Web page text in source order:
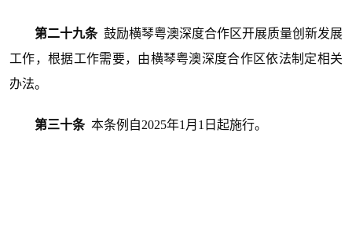
第二十九条鼓励横琴粤澳深度合作区开展质量创新发展
工作，根据工作需要，由横琴粤澳深度合作区依法制定相关
办法。
第三十条 本条例自2025年1月1日起施行。